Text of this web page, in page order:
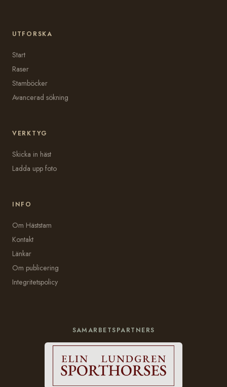
UTFORSKA
Start
Raser
Stamböcker
Avancerad sökning
VERKTYG
Skicka in häst
Ladda upp foto
INFO
Om Häststam
Kontakt
Länkar
Om publicering
Integritetspolicy
SAMARBETSPARTNERS